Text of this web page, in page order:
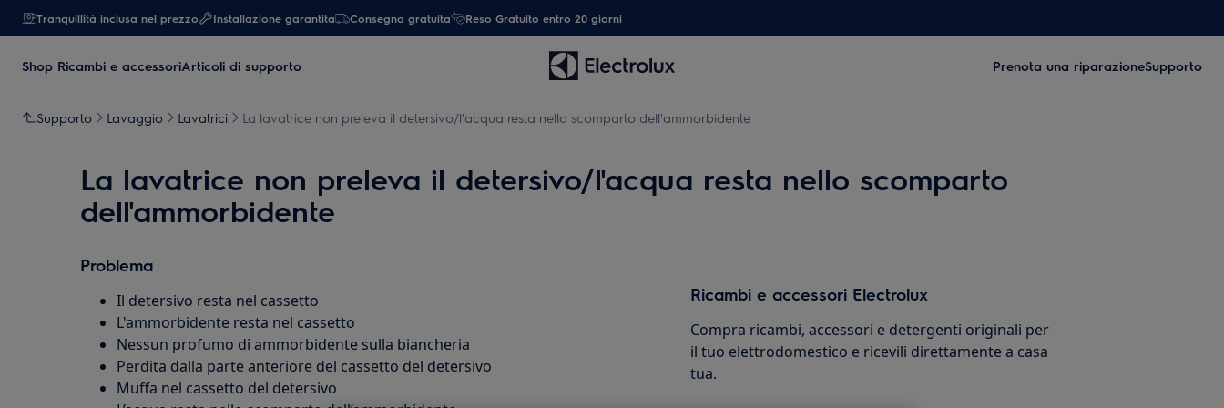
Tranquillità inclusa nel prezzo Installazione garantita Consegna gratuita Reso Gratuito entro 20 giorni
Shop Ricambi e accessoriArticoli di supporto Prenota una riparazioneSupporto
Supporto Lavaggio Lavatrici La lavatrice non preleva il detersivo/l'acqua resta nello scomparto dell'ammorbidente
La lavatrice non preleva il detersivo/l'acqua resta nello scomparto
dell'ammorbidente
Problema
Il detersivo resta nel cassetto
L'ammorbidente resta nel cassetto
Nessun profumo di ammorbidente sulla biancheria
Perdita dalla parte anteriore del cassetto del detersivo
Muffa nel cassetto del detersivo
Ricambi e accessori Electrolux
Compra ricambi, accessori e detergenti originali per
il tuo elettrodomestico e ricevili direttamente a casa
tua.